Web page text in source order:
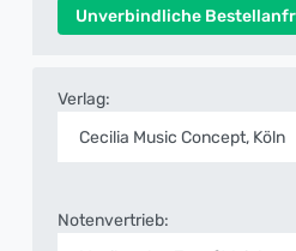
Unverbindliche
Verlag:
Cecilia Music Concept, Köln
Notenvertrieb: